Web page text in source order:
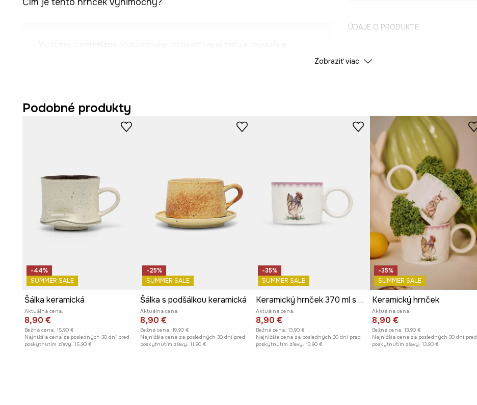
Možnosť umývania v umývačke riadu
čistoty, čo prispieva ku každodennému pohodliu.
Objem 380 mlumožňuje dlhšie si vychutnávať obľúbený nápoj, čo prispieva
k relaxácii.
ÚDAJE O PRODUKTE
Farba
Výrobca
Zobraziť viac
Podobné produkty
-44%
SUMMER SALE
Šálka keramická
Aktuálna cena:
8,90 €
Bežná cena: 15,90 €
Najnižšia cena za posledných 30 dní pred
poskytnutím zľavy: 15,90 €
-25%
SUMMER SALE
Šálka ​​s podšálkou keramická
Aktuálna cena:
8,90 €
Bežná cena: 19,90 €
Najnižšia cena za posledných 30 dní pred
poskytnutím zľavy: 11,90 €
-35%
SUMMER SALE
Keramický hrnček 370 ml s motívom kurčaťa
Aktuálna cena:
8,90 €
Bežná cena: 13,90 €
Najnižšia cena za posledných 30 dní pred
poskytnutím zľavy: 13,90 €
-35%
SUMMER SALE
Keramický hrnček
Aktuálna cena:
8,90 €
Bežná cena: 13,90 €
Najnižšia cena za posledných 30 dní pred
poskytnutím zľavy: 13,90 €